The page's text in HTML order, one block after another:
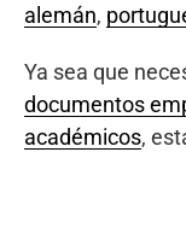
alemán,
Ya sea que
documentos
académicos,